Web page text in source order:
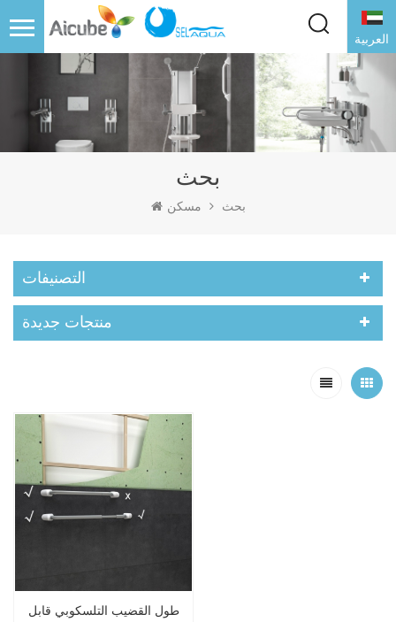
العربية
بحث
مسكن بحث
التصنيفات
منتجات جديدة
طول القضيب التلسكوبي قابل